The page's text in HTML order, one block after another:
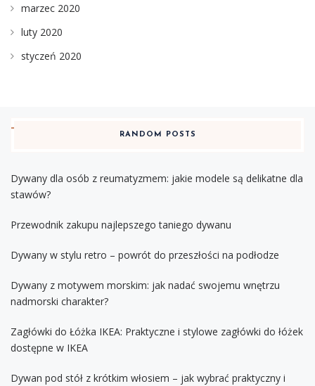
marzec 2020
luty 2020
styczeń 2020
RANDOM POSTS
Dywany dla osób z reumatyzmem: jakie modele są delikatne dla
stawów?
Przewodnik zakupu najlepszego taniego dywanu
Dywany w stylu retro – powrót do przeszłości na podłodze
Dywany z motywem morskim: jak nadać swojemu wnętrzu
nadmorski charakter?
Zagłówki do Łóżka IKEA: Praktyczne i stylowe zagłówki do łóżek
dostępne w IKEA
Dywan pod stół z krótkim włosiem – jak wybrać praktyczny i